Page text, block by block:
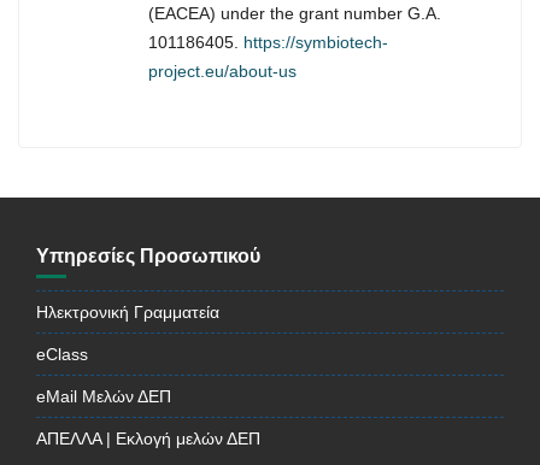
(EACEA) under the grant number G.A.
101186405. https://symbiotech-
project.eu/about-us
Υπηρεσίες Προσωπικού
Ηλεκτρονική Γραμματεία
eClass
eMail Μελών ΔΕΠ
ΑΠΕΛΛΑ | Εκλογή μελών ΔΕΠ